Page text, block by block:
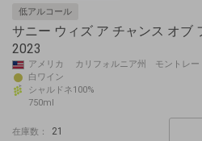
低アルコール
サニー ウィズ ア チャンス オブ
2023
アメリカ カリフォルニア州 モントレ
白ワイン
シャルドネ100%
750ml
在庫数： 21